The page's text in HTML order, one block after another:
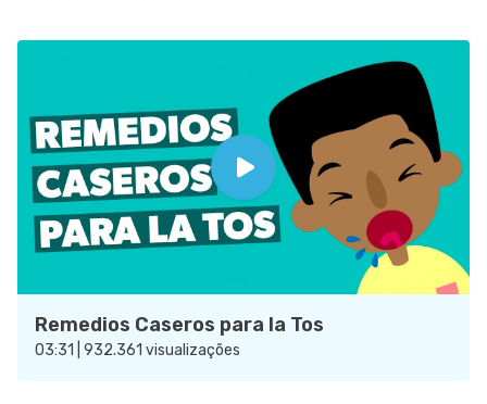
Remedios Caseros para la Tos
03:31 | 932.361 visualizações